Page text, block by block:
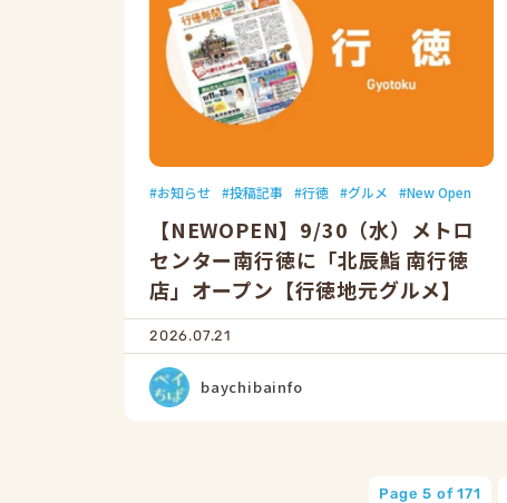
お知らせ 投稿記事 行徳 グルメ New Open
【NEWOPEN】9/30（水）メトロ
センター南行徳に「北辰鮨 南行徳
店」オープン【行徳地元グルメ】
2026.07.21
baychibainfo
Page 5 of 171